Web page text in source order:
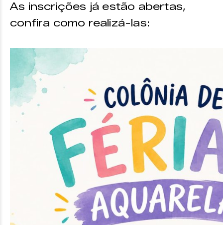
As inscrições já estão abertas,
confira como realizá-las: